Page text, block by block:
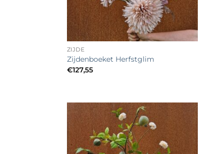
ZIJDE
Zijdenboeket Herfstglim
€127,55
Toevoegen
verlanglijst